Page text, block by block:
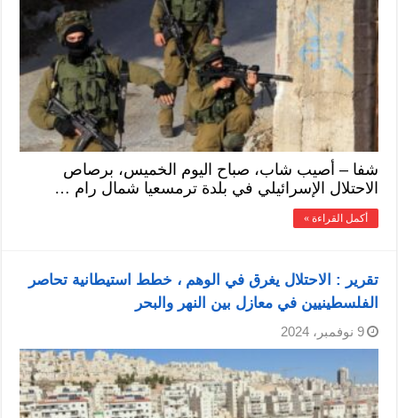
شفا – أصيب شاب، صباح اليوم الخميس، برصاص
الاحتلال الإسرائيلي في بلدة ترمسعيا شمال رام …
أكمل القراءة »
تقرير : الاحتلال يغرق في الوهم ، خطط استيطانية تحاصر
الفلسطينيين في معازل بين النهر والبحر
9 نوفمبر، 2024